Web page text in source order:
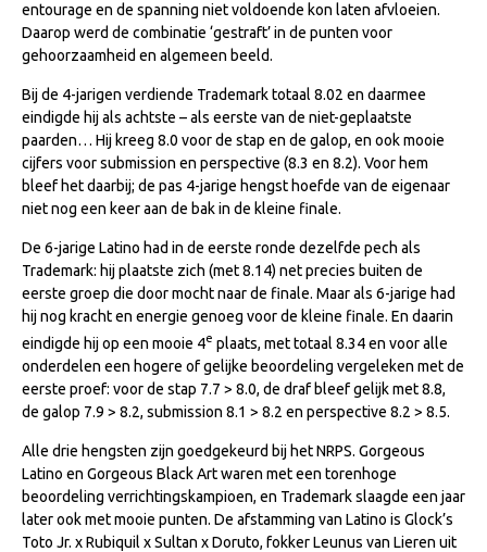
Sport
Wereldkampioenschap Jonge Paarden
Dutch Pony Championship
Evenementen
Arabian Horse Events
Arabissimo
Veulenregistratie
Veulens en merries
Zoek een NRPS paard
PEDIGREE ONLINE
Informatie aan je paard of pony toevoegen
Fokkerij informatie
Fokprogramma's en registratie
Informatie veulen registratie
entourage en de spanning niet voldoende kon laten afvloeien.
Daarop werd de combinatie ‘gestraft’ in de punten voor
gehoorzaamheid en algemeen beeld.
Bij de 4-jarigen verdiende Trademark totaal 8.02 en daarmee
eindigde hij als achtste – als eerste van de niet-geplaatste
paarden… Hij kreeg 8.0 voor de stap en de galop, en ook mooie
cijfers voor submission en perspective (8.3 en 8.2). Voor hem
bleef het daarbij; de pas 4-jarige hengst hoefde van de eigenaar
niet nog een keer aan de bak in de kleine finale.
De 6-jarige Latino had in de eerste ronde dezelfde pech als
Trademark: hij plaatste zich (met 8.14) net precies buiten de
eerste groep die door mocht naar de finale. Maar als 6-jarige had
hij nog kracht en energie genoeg voor de kleine finale. En daarin
eindigde hij op een mooie 4e plaats, met totaal 8.34 en voor alle
onderdelen een hogere of gelijke beoordeling vergeleken met de
eerste proef: voor de stap 7.7 > 8.0, de draf bleef gelijk met 8.8,
de galop 7.9 > 8.2, submission 8.1 > 8.2 en perspective 8.2 > 8.5.
Alle drie hengsten zijn goedgekeurd bij het NRPS. Gorgeous
Latino en Gorgeous Black Art waren met een torenhoge
beoordeling verrichtingskampioen, en Trademark slaagde een jaar
later ook met mooie punten. De afstamming van Latino is Glock’s
Toto Jr. x Rubiquil x Sultan x Doruto, fokker Leunus van Lieren uit